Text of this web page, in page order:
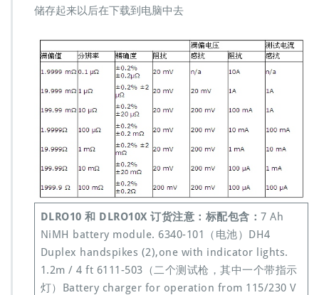
储存起来以后在下载到电脑中去
DLRO10 和 DLRO10X 订货注意： 标配包含： 7 Ah
NiMH battery module. 6340-101（电池）DH4
Duplex handspikes (2),one with indicator lights.
1.2m / 4 ft 6111-503（二个测试枪，其中一个带指示
灯）Battery charger for operation from 115/230 V